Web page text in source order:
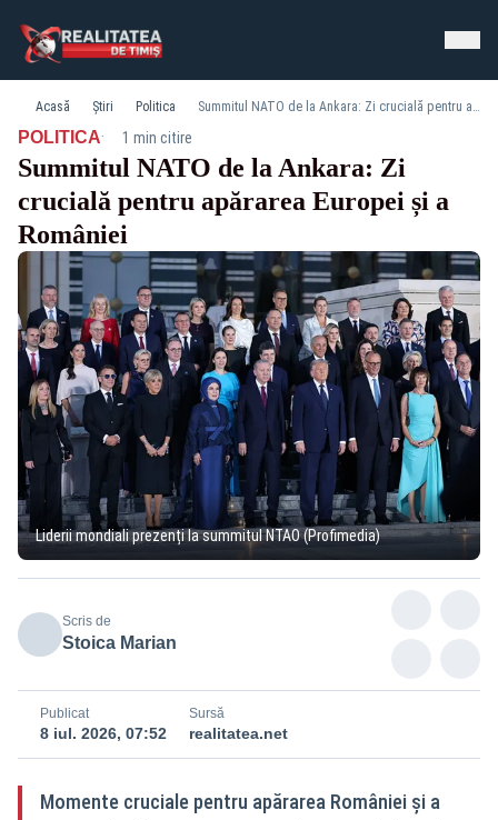
Acasă Știri Politica Summitul NATO de la Ankara: Zi crucială pentru apărarea Europei și a României
POLITICA· 1 min citire
Summitul NATO de la Ankara: Zi
crucială pentru apărarea Europei și a
României
Liderii mondiali prezenți la summitul NTAO (Profimedia)
Scris de
Stoica Marian
Publicat
8 iul. 2026, 07:52
Sursă
realitatea.net
Momente cruciale pentru apărarea României și a